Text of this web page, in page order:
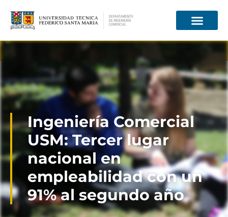
Información para
Ingeniería Comercial
USM: Tercer lugar
nacional en
empleabilidad con un
91% al segundo año